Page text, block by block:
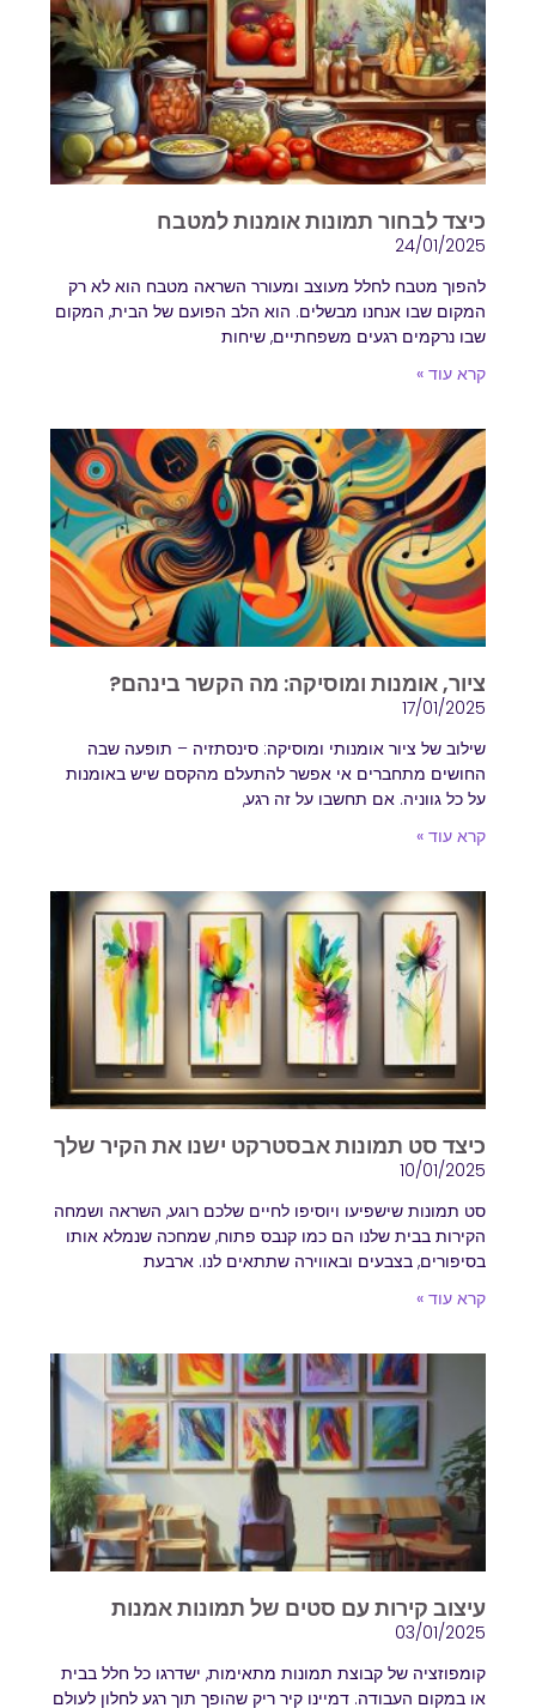
כיצד לבחור תמונות אומנות למטבח
24/01/2025
להפוך מטבח לחלל מעוצב ומעורר השראה מטבח הוא לא רק
המקום שבו אנחנו מבשלים. הוא הלב הפועם של הבית, המקום
שבו נרקמים רגעים משפחתיים, שיחות
קרא עוד »
ציור, אומנות ומוסיקה: מה הקשר בינהם?
17/01/2025
שילוב של ציור אומנותי ומוסיקה: סינסתזיה – תופעה שבה
החושים מתחברים אי אפשר להתעלם מהקסם שיש באומנות
על כל גווניה. אם תחשבו על זה רגע,
קרא עוד »
כיצד סט תמונות אבסטרקט ישנו את הקיר שלך
10/01/2025
סט תמונות שישפיעו ויוסיפו לחיים שלכם רוגע, השראה ושמחה
הקירות בבית שלנו הם כמו קנבס פתוח, שמחכה שנמלא אותו
בסיפורים, בצבעים ובאווירה שתתאים לנו. ארבעת
קרא עוד »
עיצוב קירות עם סטים של תמונות אמנות
03/01/2025
קומפוזציה של קבוצת תמונות מתאימות, ישדרגו כל חלל בבית
או במקום העבודה. דמיינו קיר ריק שהופך תוך רגע לחלון לעולם